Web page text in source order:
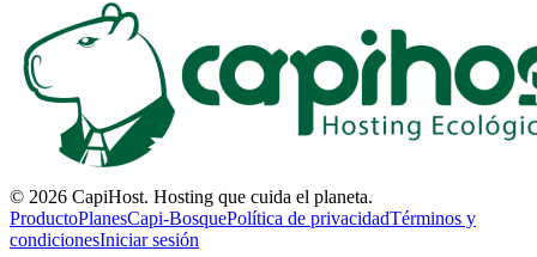
© 2026 CapiHost. Hosting que cuida el planeta.
ProductoPlanesCapi-BosquePolítica de privacidadTérminos y
condicionesIniciar sesión